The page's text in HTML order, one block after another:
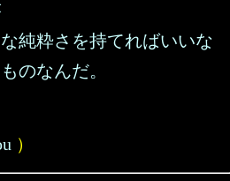
純粋さを持てればいいな
のなんだ。
）